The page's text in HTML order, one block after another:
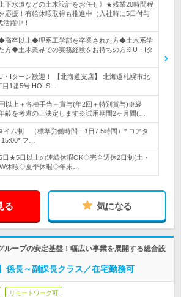
下水道などの土木設計をお任せ》★残業20時間程
応援！有給休暇取得も推進中（入社時に5日付与
躍中！
◆高卒以上◆理系工学部を卒業された方◆土木系学
方◆土木業界での実務経験をお持ちの方※U・Iタ
Iターン歓迎！ 【北海道支店】 北海道札幌市北
目1番5号 HOLS…
円以上＋各種手当＋賞与(年2回＋特別賞与)※経
齢を考慮の上決定します※試用期間2ヶ月間(…
イム制 （標準労働時間：1日7.5時間）* コアタ
フ…
★5日以上の連続休暇OK◇完全週休2日制(土・
休暇◇夏季休暇◇年末…
る 気になる
ループの安定基盤！幅広い事業を展開する総合設
長～副課長クラス／在宅勤務可
リモートワーク可